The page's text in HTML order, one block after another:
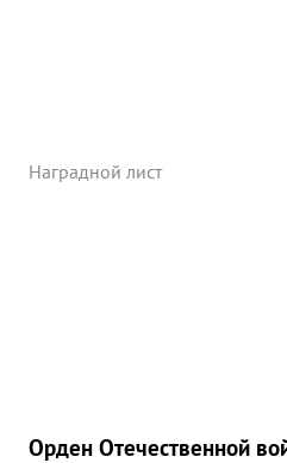
Наградной лист
Орден Отечественной